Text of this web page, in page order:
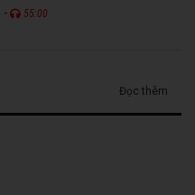
- 55:00
Đọc thêm